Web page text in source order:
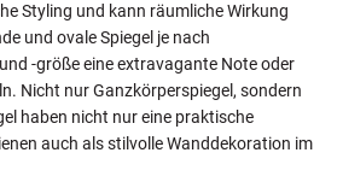
Styling und kann räumliche Wirkung
und ovale Spiegel je nach
und -größe eine extravagante Note oder
Nicht nur Ganzkörperspiegel, sondern
haben nicht nur eine praktische
auch als stilvolle Wanddekoration im